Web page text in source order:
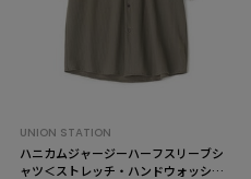
UNION STATION
ハニカムジャージーハーフスリーブシ
ャツ＜ストレッチ・ハンドウォッシャ